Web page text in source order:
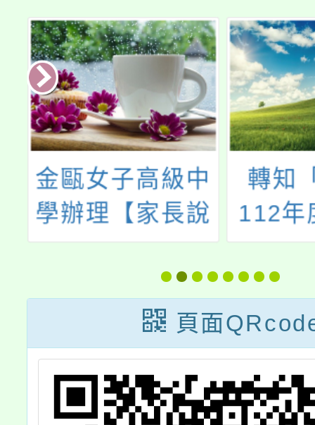
轉知「桃園市
112年度婦女中
講座《STEM女
生的成長之
路》」
中壢
年度
工場
營
頁面